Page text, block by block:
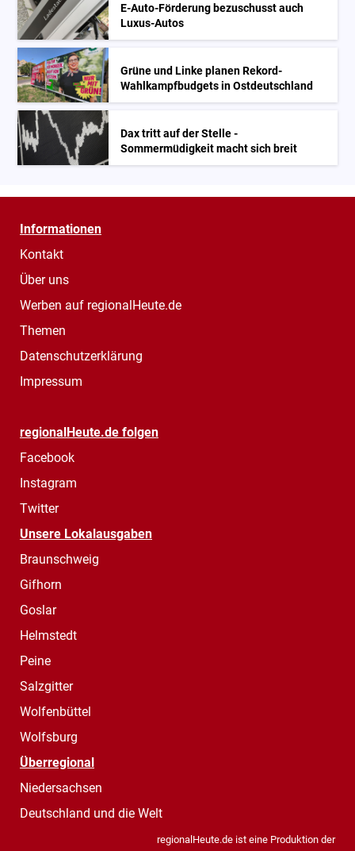
E-Auto-Förderung bezuschusst auch
Luxus-Autos
Grüne und Linke planen Rekord-
Wahlkampfbudgets in Ostdeutschland
Dax tritt auf der Stelle -
Sommermüdigkeit macht sich breit
Informationen
Kontakt
Über uns
Werben auf regionalHeute.de
Themen
Datenschutzerklärung
Impressum
regionalHeute.de folgen
Facebook
Instagram
Twitter
Unsere Lokalausgaben
Braunschweig
Gifhorn
Goslar
Helmstedt
Peine
Salzgitter
Wolfenbüttel
Wolfsburg
Überregional
Niedersachsen
Deutschland und die Welt
regionalHeute.de ist eine Produktion der